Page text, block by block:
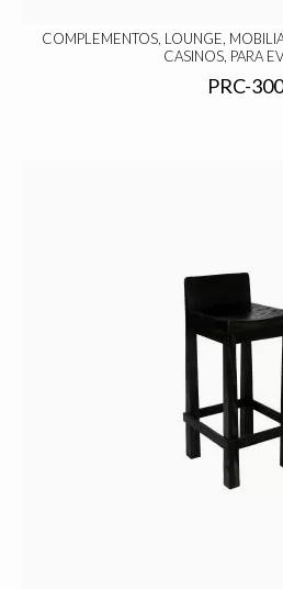
COMPLEMENTOS, LOUNGE,
CASINOS, PARA
PRC-300